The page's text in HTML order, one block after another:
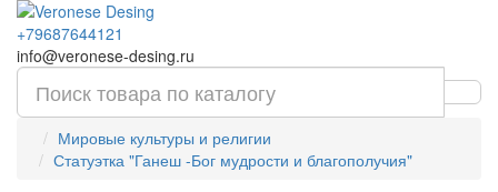
+79687644121
info@veronese-desing.ru
Мировые культуры и религии
Статуэтка "Ганеш -Бог мудрости и благополучия"